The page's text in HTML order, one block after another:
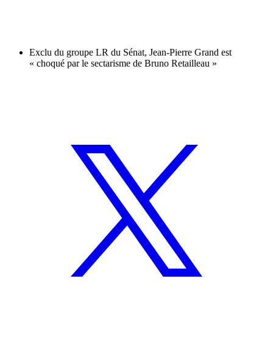
Exclu du groupe LR du Sénat, Jean-Pierre Grand est
« choqué par le sectarisme de Bruno Retailleau »